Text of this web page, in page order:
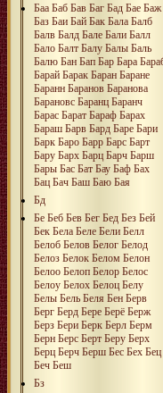
Баа Баб Бав Баг Бад Бае Баж
Баз Баи Бай Бак Бала Балб
Балв Балд Бале Бали Балл
Бало Балт Балу Балы Баль
Балю Бан Бап Бар Бара
Барай Барак Баран Баране
Баранн Баранов Баранова
Барановс Баранц Баранч
Барас Барат Бараф Барах
Бараш Барв Бард Баре Бари
Барк Баро Барр Барс Барт
Бару Барх Барц Барч Барш
Бары Бас Бат Бау Баф Бах
Бац Бач Баш Баю Бая
Бд
Бе Беб Бев Бег Бед Без Бей
Бек Бела Беле Бели Белл
Белоб Белов Белог Белод
Белоз Белок Белом Белон
Белоо Белоп Белор Белос
Белоу Белох Белоц Белу
Белы Бель Беля Бен Берв
Берг Берд Бере Берё Берж
Берз Бери Берк Берл Берм
Берн Берс Берт Беру Берх
Берц Берч Берш Бес Бех Бец
Беч Беш
Бз